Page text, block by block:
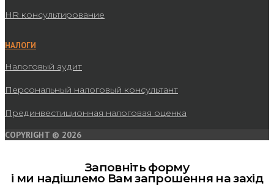
HR консультирование
НАЛОГИ
Налоговый аудит
Персональный налоговый консультант
Прединвестиционная налоговая оценка
COPYRIGHT © 2026
Заповніть форму
і ми надішлемо Вам запрошення на захід